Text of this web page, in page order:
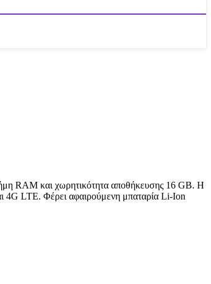
RAM και χωρητικότητα αποθήκευσης 16 GB. Η
4G LTE. Φέρει αφαιρούμενη μπαταρία Li-Ion